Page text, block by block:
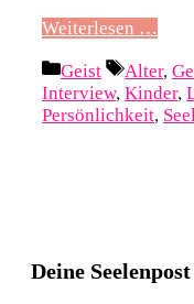
Weiterlesen …
Kategorien
Geist Alter,
Interview, Kinder,
Persönlichkeit,
Deine Seelenpost